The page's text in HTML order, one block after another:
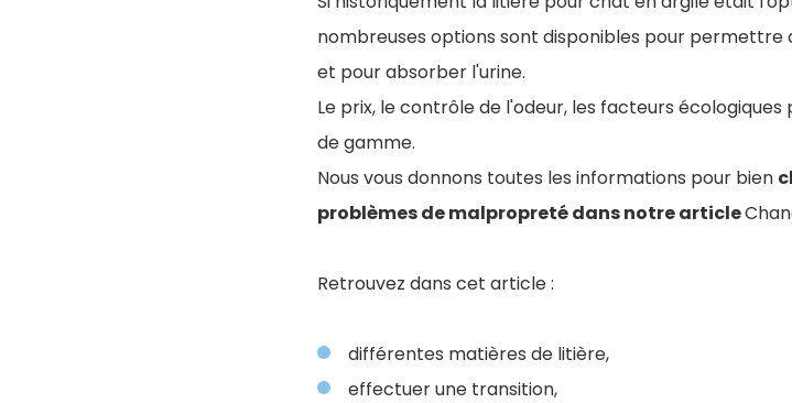
nombreuses options sont disponibles pour permettre
et pour absorber l'urine.
Le prix, le contrôle de l'odeur, les facteurs
de gamme.
Nous vous donnons toutes les informations pour bien
problèmes de malpropreté dans notre article
Retrouvez dans cet article :
différentes matières de litière,
effectuer une transition,